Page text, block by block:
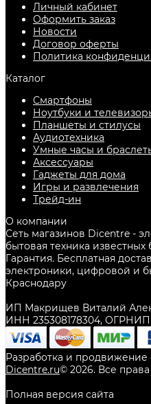
Личный кабинет
Оформить заказ
Новости
Договор оферты
Политика
Каталог
Смартфоны
Ноутбуки и
Планшеты и стилусы
Аудиотехника
Умные часы и
Аксессуары
Гаджеты для дома
Игры и развлечения
Трейд-ин
О компании
Сеть магазинов Dicentre -
бытовая техника
Гарантия. Бесплатная
электроники, цифровой и
Краснодару
ИП Макрищев Виталий
ИНН 235308178304, ОГРНИП
Разработка и продвижение
Dicentre.ru© 2026. Все
Полная версия сайта